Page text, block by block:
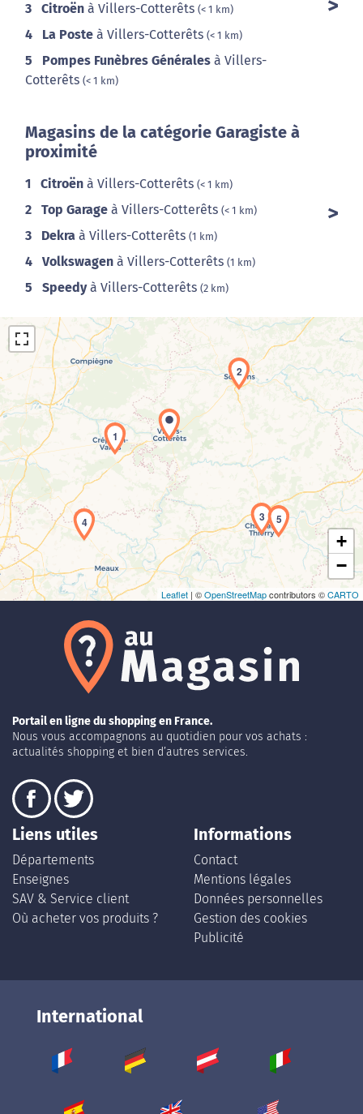
3 Citroën à Villers-Cotterêts (< 1 km)
4 La Poste à Villers-Cotterêts (< 1 km)
5 Pompes Funèbres Générales à Villers-
Cotterêts (< 1 km)
Magasins de la catégorie Garagiste à
proximité
1 Citroën à Villers-Cotterêts (< 1 km)
2 Top Garage à Villers-Cotterêts (< 1 km)
3 Dekra à Villers-Cotterêts (1 km)
4 Volkswagen à Villers-Cotterêts (1 km)
5 Speedyà Villers-Cotterêts (2 km)
Chargement de la carte en cours...
1
2
3
4 5
+
−
Leaflet | ©OpenStreetMapcontributors ©CARTO
Portail en ligne du shopping en France.
Nous vous accompagnons au quotidien pour vos achats :
actualités shopping et bien d’autres services.
Liens utiles
Départements
Enseignes
SAV & Service client
Où acheter vos produits ?
Informations
Contact
Mentions légales
Données personnelles
Gestion des cookies
Publicité
International